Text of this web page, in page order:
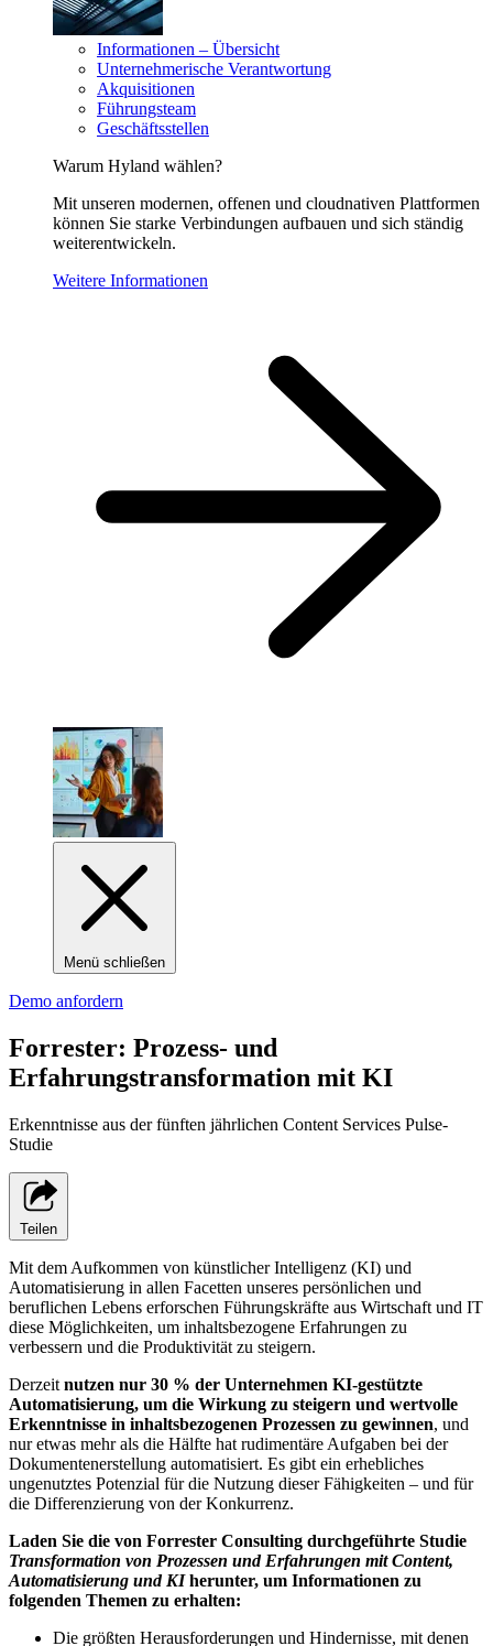
Informationen – Übersicht
Unternehmerische Verantwortung
Akquisitionen
Führungsteam
Geschäftsstellen
Warum Hyland wählen?
Mit unseren modernen, offenen und cloudnativen Plattformen
können Sie starke Verbindungen aufbauen und sich ständig
weiterentwickeln.
Weitere Informationen
Menü schließen
Demo anfordern
Forrester: Prozess- und
Erfahrungstransformation mit KI
Erkenntnisse aus der fünften jährlichen Content Services Pulse-
Studie
Teilen
Mit dem Aufkommen von künstlicher Intelligenz (KI) und
Automatisierung in allen Facetten unseres persönlichen und
beruflichen Lebens erforschen Führungskräfte aus Wirtschaft und IT
diese Möglichkeiten, um inhaltsbezogene Erfahrungen zu
verbessern und die Produktivität zu steigern.
Derzeit nutzen nur 30 % der Unternehmen KI-gestützte
Automatisierung, um die Wirkung zu steigern und wertvolle
Erkenntnisse in inhaltsbezogenen Prozessen zu gewinnen, und
nur etwas mehr als die Hälfte hat rudimentäre Aufgaben bei der
Dokumentenerstellung automatisiert. Es gibt ein erhebliches
ungenutztes Potenzial für die Nutzung dieser Fähigkeiten – und für
die Differenzierung von der Konkurrenz.
Laden Sie die von Forrester Consulting durchgeführte Studie
Transformation von Prozessen und Erfahrungen mit Content,
Automatisierung und KIherunter, um Informationen zu
folgenden Themen zu erhalten:
Die größten Herausforderungen und Hindernisse, mit denen